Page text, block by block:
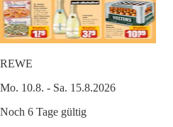
REWE
Mo. 10.8. - Sa. 15.8.2026
Noch 6 Tage gültig